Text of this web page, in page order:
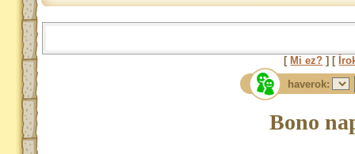
[ Mi ez? ] [
haverok:
Bono